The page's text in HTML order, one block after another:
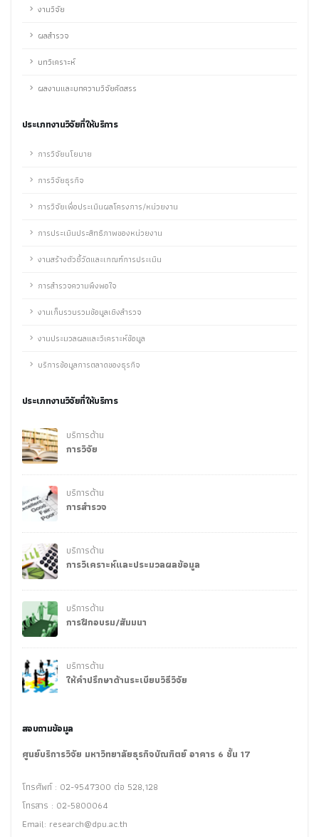
งานวิจัย
ผลสำรวจ
บทวิเคราะห์
ผลงานและบทความวิจัยคัดสรร
ประเภทงานวิจัยที่ให้บริการ
การวิจัยนโยบาย
การวิจัยธุรกิจ
การวิจัยเพื่อประเมินผลโครงการ/หน่วยงาน
การประเมินประสิทธิภาพของหน่วยงาน
งานสร้างตัวชี้วัดและเกณฑ์การประเมิน
การสำรวจความพึงพอใจ
งานเก็บรวบรวมข้อมูลเชิงสำรวจ
งานประมวลผลและวิเคราะห์ข้อมูล
บริการข้อมูลการตลาดของธุรกิจ
ประเภทงานวิจัยที่ให้บริการ
บริการด้าน
การวิจัย
บริการด้าน
การสำรวจ
บริการด้าน
การวิเคราะห์และประมวลผลข้อมูล
บริการด้าน
การฝึกอบรม/สัมมนา
บริการด้าน
ให้คำปรึกษาด้านระเบียบวิธีวิจัย
สอบถามข้อมูล
ศูนย์บริการวิจัย มหาวิทยาลัยธุรกิจบัณฑิตย์ อาคาร 6 ชั้น 17
โทรศัพท์ : 02-9547300 ต่อ 528,128
โทรสาร : 02-5800064
Email: research@dpu.ac.th